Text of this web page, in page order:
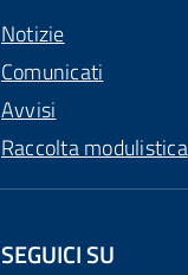
Notizie
Comunicati
Avvisi
Raccolta modulistica
SEGUICI SU